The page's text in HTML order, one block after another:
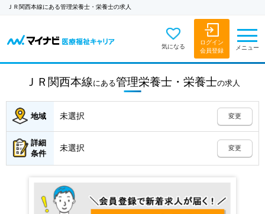
ＪＲ関西本線にある管理栄養士・栄養士の求人
気になる
ログイン
会員登録
メニュー
ＪＲ関西本線 にある管理栄養士・栄養士の求人
地域 未選択 変更
詳細
条件
未選択 変更